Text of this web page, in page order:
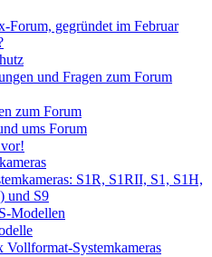
gegründet im Februar
und Fragen zum Forum
zum Forum
ums Forum
S1R, S1RII, S1, S1H,
und S9
Modellen
Systemkameras